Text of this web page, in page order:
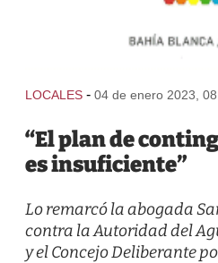
LOCALES - 04 de enero 2023,
“El plan de
es insuficiente”
Lo remarcó la abogada
contra la Autoridad del
y el Concejo Deliberante